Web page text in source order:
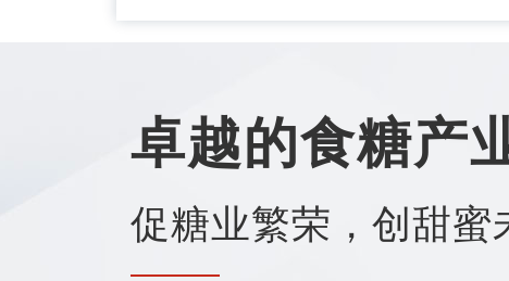
卓越的食糖产
促糖业繁荣，创甜蜜